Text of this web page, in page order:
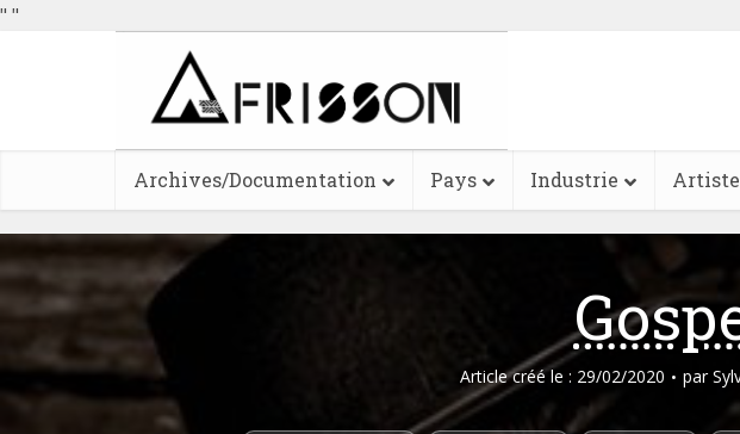
" "
Archives/Documentation Pays Industrie
Article créé le : 29/02/2020 par